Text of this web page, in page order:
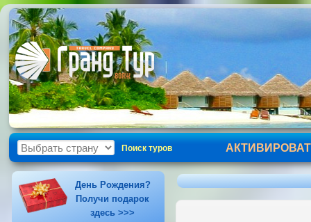
Поиск туров
День Рождения?
Получи подарок
здесь >>>